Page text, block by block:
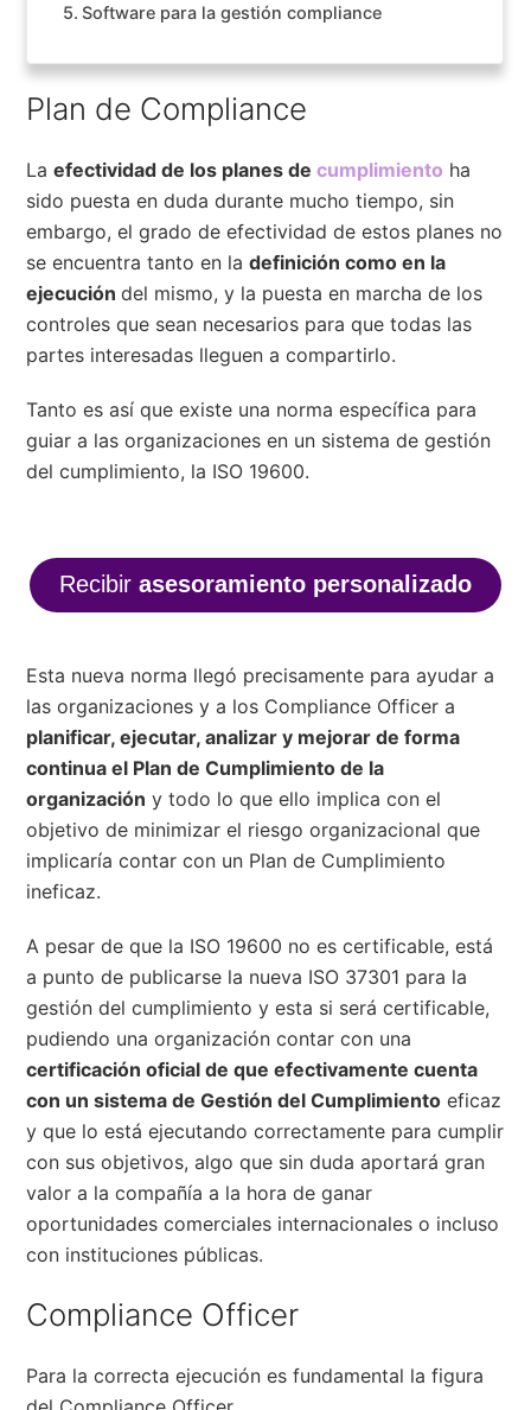
Software para la gestión compliance
Plan de Compliance
Laefectividad de los planes decumplimiento ha
sido puesta en duda durante mucho tiempo, sin
embargo, el grado de efectividad de estos planes no
se encuentra tanto en ladefinición como en la
ejecucióndel mismo, y la puesta en marcha de los
controles que sean necesarios para que todas las
partes interesadas lleguen a compartirlo.
Tanto es así que existe una norma específica para
guiar a las organizaciones en un sistema de gestión
del cumplimiento, la ISO 19600.
Recibir asesoramiento personalizado
Esta nueva norma llegó precisamente para ayudar a
las organizaciones y a los Compliance Officer a
planificar, ejecutar, analizar y mejorar de forma
continua el Plan de Cumplimiento de la
organización y todo lo que ello implica con el
objetivo de minimizar el riesgo organizacional que
implicaría contar con un Plan de Cumplimiento
ineficaz.
A pesar de que la ISO 19600 no es certificable, está
a punto de publicarse la nueva ISO 37301 para la
gestión del cumplimiento y esta si será certificable,
pudiendo una organización contar con una
certificación oficial de que efectivamente cuenta
con un sistema de Gestión del Cumplimiento eficaz
y que lo está ejecutando correctamente para cumplir
con sus objetivos, algo que sin duda aportará gran
valor a la compañía a la hora de ganar
oportunidades comerciales internacionales o incluso
con instituciones públicas.
Compliance Officer
Para la correcta ejecución es fundamental la figura